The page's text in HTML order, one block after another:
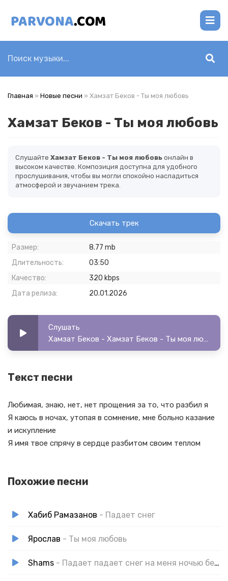
Главная » Новые песни » Хамзат Беков - Ты моя любовь
Хамзат Беков - Ты моя любовь
Слушайте Хамзат Беков - Ты моя любовь онлайн в
высоком качестве. Композиция доступна для удобного
прослушивания, чтобы вы могли спокойно насладиться
атмосферой и звучанием трека.
Скачать трек
Размер:
8.77 mb
Длительность:
03:50
Качество:
320 kbps
Дата релиза:
20.01.2026
Слушать
Хамзат Беков - Хамзат Беков - Ты моя любовь
Текст песни
Любимая, знаю, нет, нет прощения за то, что разбил я
Я каюсь в ночах, утопая в сомнение, мне больно казание
и искупление
Я имя твое спрячу в сердце разбитом своим теплом
Похожие песни
Хабиб Рамазанов - Падает снег
Ярослав - Ты моя любовь
Shams - Падает падает снег на меня ночью без тебя